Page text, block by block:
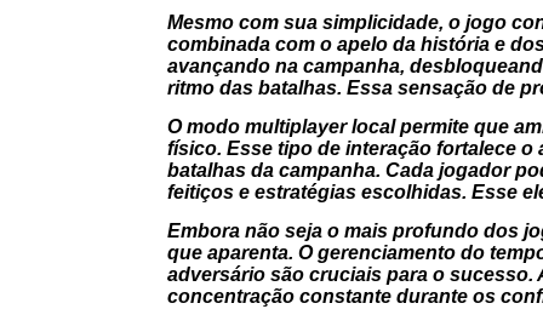
Mesmo com sua simplicidade, o jogo
combinada com o apelo da história e
avançando na campanha,
ritmo das batalhas. Essa sensação de
O modo multiplayer local permite que
físico. Esse tipo de interação fortalece
batalhas da campanha. Cada jogador
feitiços e estratégias escolhidas. Esse
Embora não seja o mais profundo dos
que aparenta. O gerenciamento do
adversário são cruciais para o
concentração constante durante os